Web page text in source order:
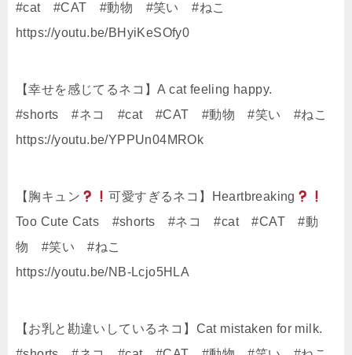
#cat #CAT #動物 #笑い #ねこ
https://youtu.be/BHyiKeSOfy0
【幸せを感じてるネコ】A cat feeling happy.
#shorts #ネコ #cat #CAT #動物 #笑い #ねこ
https://youtu.be/YPPUn04MROk
【胸キュン
可愛すぎるネコ】Heartbreaking
Too Cute Cats #shorts #ネコ #cat #CAT #動
物 #笑い #ねこ
https://youtu.be/NB-Lcjo5HLA
【お乳と勘違いしているネコ】Cat mistaken for milk.